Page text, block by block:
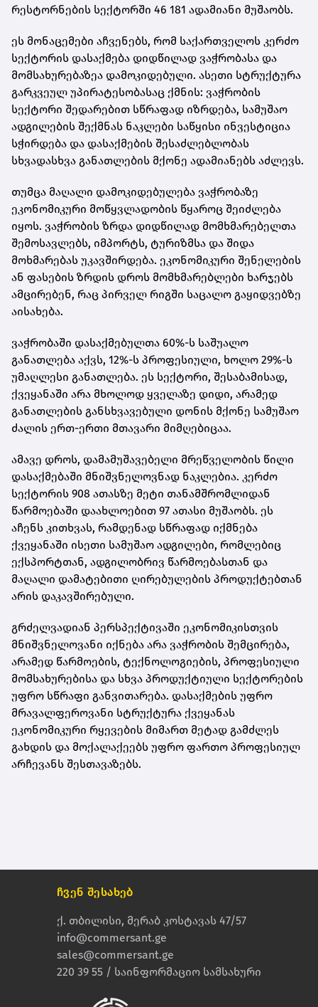
რესტორნების სექტორში 46 181 ადამიანი მუშაობს.
ეს მონაცემები აჩვენებს, რომ საქართველოს კერძო
სექტორის დასაქმება დიდწილად ვაჭრობასა და
მომსახურებაზეა დამოკიდებული. ასეთი სტრუქტურა
გარკვეულ უპირატესობასაც ქმნის: ვაჭრობის
სექტორი შედარებით სწრაფად იზრდება, სამუშაო
ადგილების შექმნას ნაკლები საწყისი ინვესტიცია
სჭირდება და დასაქმების შესაძლებლობას
სხვადასხვა განათლების მქონე ადამიანებს აძლევს.
თუმცა მაღალი დამოკიდებულება ვაჭრობაზე
ეკონომიკური მოწყვლადობის წყაროც შეიძლება
იყოს. ვაჭრობის ზრდა დიდწილად მომხმარებელთა
შემოსავლებს, იმპორტს, ტურიზმსა და შიდა
მოხმარებას უკავშირდება. ეკონომიკური შენელების
ან ფასების ზრდის დროს მომხმარებლები ხარჯებს
ამცირებენ, რაც პირველ რიგში საცალო გაყიდვებზე
აისახება.
ვაჭრობაში დასაქმებულთა 60%-ს საშუალო
განათლება აქვს, 12%-ს პროფესიული, ხოლო 29%-ს
უმაღლესი განათლება. ეს სექტორი, შესაბამისად,
ქვეყანაში არა მხოლოდ ყველაზე დიდი, არამედ
განათლების განსხვავებული დონის მქონე სამუშაო
ძალის ერთ-ერთი მთავარი მიმღებიცაა.
ამავე დროს, დამამუშავებელი მრეწველობის წილი
დასაქმებაში მნიშვნელოვნად ნაკლებია. კერძო
სექტორის 908 ათასზე მეტი თანამშრომლიდან
წარმოებაში დაახლოებით 97 ათასი მუშაობს. ეს
აჩენს კითხვას, რამდენად სწრაფად იქმნება
ქვეყანაში ისეთი სამუშაო ადგილები, რომლებიც
ექსპორტთან, ადგილობრივ წარმოებასთან და
მაღალი დამატებითი ღირებულების პროდუქტებთან
არის დაკავშირებული.
გრძელვადიან პერსპექტივაში ეკონომიკისთვის
მნიშვნელოვანი იქნება არა ვაჭრობის შემცირება,
არამედ წარმოების, ტექნოლოგიების, პროფესიული
მომსახურებისა და სხვა პროდუქტიული სექტორების
უფრო სწრაფი განვითარება. დასაქმების უფრო
მრავალფეროვანი სტრუქტურა ქვეყანას
ეკონომიკური რყევების მიმართ მეტად გამძლეს
გახდის და მოქალაქეებს უფრო ფართო პროფესიულ
არჩევანს შესთავაზებს.
ჩვენ შესახებ
ქ. თბილისი, მერაბ კოსტავას 47/57
info@commersant.ge
sales@commersant.ge
220 39 55 / საინფორმაციო სამსახური